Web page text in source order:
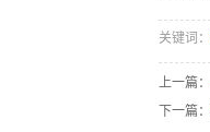
关键词：
上一篇：
下一篇：